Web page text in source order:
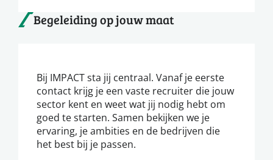
Begeleiding op jouw maat
Bij IMPACT sta jij centraal. Vanaf je eerste
contact krijg je een vaste recruiter die jouw
sector kent en weet wat jij nodig hebt om
goed te starten. Samen bekijken we je
ervaring, je ambities en de bedrijven die
het best bij je passen.